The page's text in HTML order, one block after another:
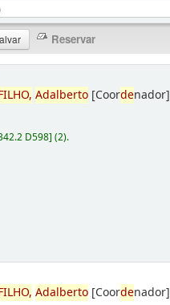
Adalberto [Coordenador]
D598](2).
Adalberto [Coordenador]